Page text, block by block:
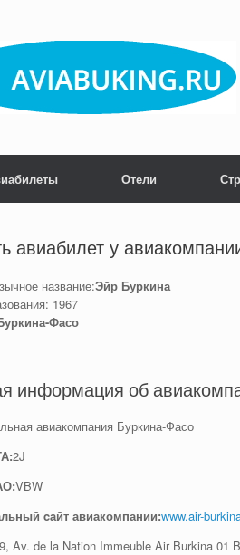
Отели
авиабилет у
название:Эйр Буркина
1967
Фасо
информация об
авиакомпания Буркина-Фасо
2J
VBW
cайт авиакомпании:www.air-
Av. de la Nation Immeuble Air Burkina 01